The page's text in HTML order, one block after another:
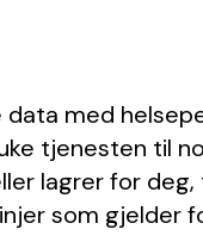
med
tjenesten til
lagrer for
som gjelder